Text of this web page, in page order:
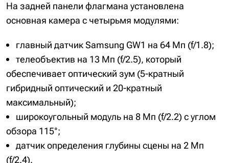
На задней панели флагмана установлена
основная камера с четырьмя модулями:
главный датчик Samsung GW1 на 64 Мп (f/1.8);
телеобъектив на 13 Мп (f/2.5), который
обеспечивает оптический зум (5-кратный
гибридный оптический и 20-кратный
максимальный);
широкоугольный модуль на 8 Мп (f/2.2) с углом
обзора 115°;
датчик определения глубины сцены на 2 Мп
(f/2.4).